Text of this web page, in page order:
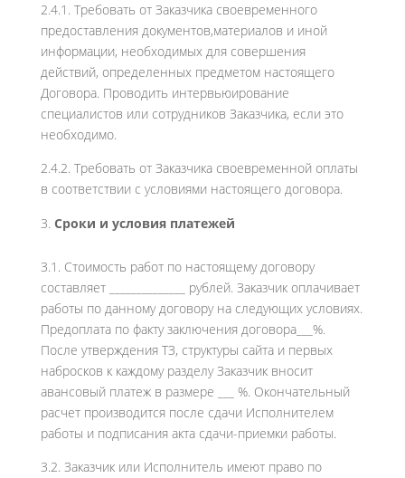
2.4.1. Требовать от Заказчика своевременного
предоставления документов,материалов и иной
информации, необходимых для совершения
действий, определенных предметом настоящего
Договора. Проводить интервьюирование
специалистов или сотрудников Заказчика, если это
необходимо.
2.4.2. Требовать от Заказчика своевременной оплаты
в соответствии с условиями настоящего договора.
Сроки и условия платежей
3.1. Стоимость работ по настоящему договору
составляет ______________ рублей. Заказчик оплачивает
работы по данному договору на следующих условиях.
Предоплата по факту заключения договора___%.
После утверждения ТЗ, структуры сайта и первых
набросков к каждому разделу Заказчик вносит
авансовый платеж в размере ___ %. Окончательный
расчет производится после сдачи Исполнителем
работы и подписания акта сдачи-приемки работы.
3.2. Заказчик или Исполнитель имеют право по